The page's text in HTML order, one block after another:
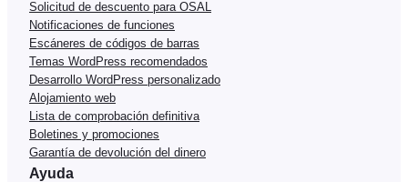
Solicitud de descuento para OSAL
Notificaciones de funciones
Escáneres de códigos de barras
Temas WordPress recomendados
Desarrollo WordPress personalizado
Alojamiento web
Lista de comprobación definitiva
Boletines y promociones
Garantía de devolución del dinero
Ayuda